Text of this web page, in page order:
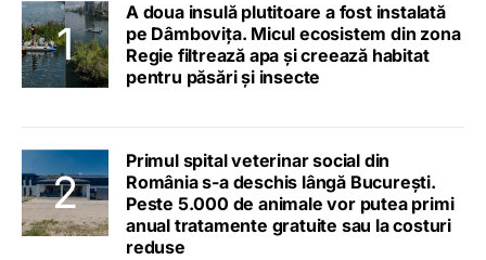
A doua insulă plutitoare a fost instalată
pe Dâmbovița. Micul ecosistem din zona
Regie filtrează apa și creează habitat
pentru păsări și insecte
Primul spital veterinar social din
România s-a deschis lângă București.
Peste 5.000 de animale vor putea primi
anual tratamente gratuite sau la costuri
reduse